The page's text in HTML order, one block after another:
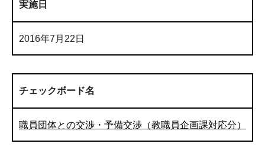
実施日
2016年7月22日
チェックボード名
職員団体との交渉・予備交渉（教職員企画課対応分）